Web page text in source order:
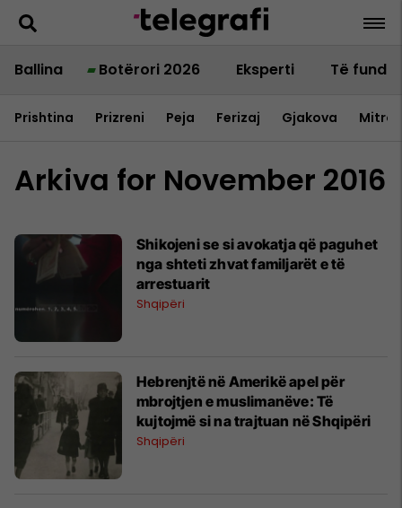
Ballina Botërori 2026 Eksperti Të fundit
Prishtina Prizreni Peja Ferizaj Gjakova
Arkiva for November 2016
Shikojeni se si avokatja që paguhet
nga shteti zhvat familjarët e të
arrestuarit
Shqipëri
Hebrenjtë në Amerikë apel për
mbrojtjen e muslimanëve: Të
kujtojmë si na trajtuan në Shqipëri
Shqipëri